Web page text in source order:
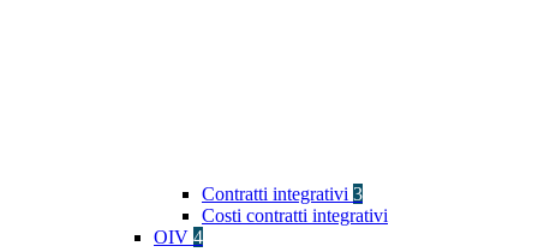
Contratti integrativi 3
Costi contratti integrativi
OIV 4